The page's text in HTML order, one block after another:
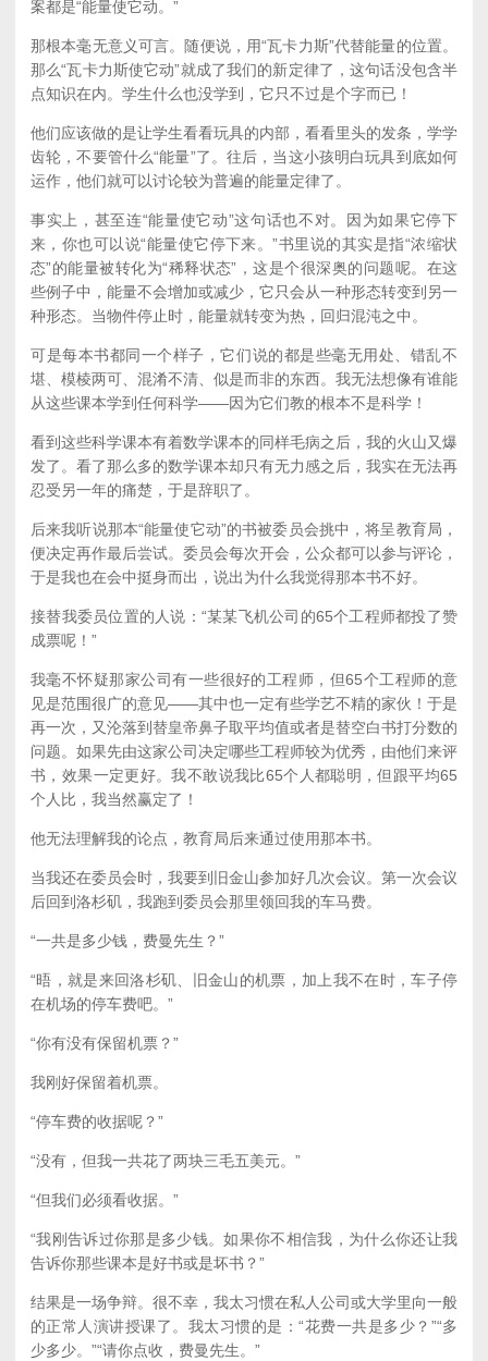
案都是“能量使它动。”
那根本毫无意义可言。随便说，用“瓦卡力斯”代替能量的位置。
那么“瓦卡力斯使它动”就成了我们的新定律了，这句话没包含半
点知识在内。学生什么也没学到，它只不过是个字而已！
他们应该做的是让学生看看玩具的内部，看看里头的发条，学学
齿轮，不要管什么“能量”了。往后，当这小孩明白玩具到底如何
运作，他们就可以讨论较为普遍的能量定律了。
事实上，甚至连“能量使它动”这句话也不对。因为如果它停下
来，你也可以说“能量使它停下来。”书里说的其实是指“浓缩状
态”的能量被转化为“稀释状态”，这是个很深奥的问题呢。在这
些例子中，能量不会增加或减少，它只会从一种形态转变到另一
种形态。当物件停止时，能量就转变为热，回归混沌之中。
可是每本书都同一个样子，它们说的都是些毫无用处、错乱不
堪、模棱两可、混淆不清、似是而非的东西。我无法想像有谁能
从这些课本学到任何科学——因为它们教的根本不是科学！
看到这些科学课本有着数学课本的同样毛病之后，我的火山又爆
发了。看了那么多的数学课本却只有无力感之后，我实在无法再
忍受另一年的痛楚，于是辞职了。
后来我听说那本“能量使它动”的书被委员会挑中，将呈教育局，
便决定再作最后尝试。委员会每次开会，公众都可以参与评论，
于是我也在会中挺身而出，说出为什么我觉得那本书不好。
接替我委员位置的人说：“某某飞机公司的65个工程师都投了赞
成票呢！”
我毫不怀疑那家公司有一些很好的工程师，但65个工程师的意
见是范围很广的意见——其中也一定有些学艺不精的家伙！于是
再一次，又沦落到替皇帝鼻子取平均值或者是替空白书打分数的
问题。如果先由这家公司决定哪些工程师较为优秀，由他们来评
书，效果一定更好。我不敢说我比65个人都聪明，但跟平均65
个人比，我当然赢定了！
他无法理解我的论点，教育局后来通过使用那本书。
当我还在委员会时，我要到旧金山参加好几次会议。第一次会议
后回到洛杉矶，我跑到委员会那里领回我的车马费。
“一共是多少钱，费曼先生？”
“晤，就是来回洛杉矶、旧金山的机票，加上我不在时，车子停
在机场的停车费吧。”
“你有没有保留机票？”
我刚好保留着机票。
“停车费的收据呢？”
“没有，但我一共花了两块三毛五美元。”
“但我们必须看收据。”
“我刚告诉过你那是多少钱。如果你不相信我，为什么你还让我
告诉你那些课本是好书或是坏书？”
结果是一场争辩。很不幸，我太习惯在私人公司或大学里向一般
的正常人演讲授课了。我太习惯的是：“花费一共是多少？”“多
少多少。”“请你点收，费曼先生。”